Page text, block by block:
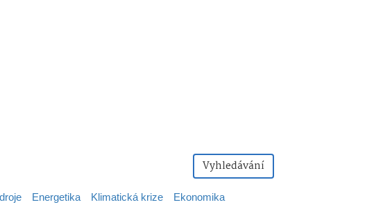
Vyhledávání
Energetika Klimatická krize
Ekonomika